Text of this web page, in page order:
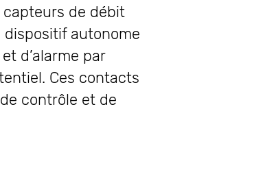
de débit
dispositif autonome
d’alarme par
Ces contacts
contrôle et de